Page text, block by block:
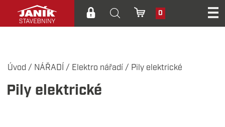
0
Úvod / NÁŘADÍ / Elektro nářadí / Pily elektrické
Pily elektrické